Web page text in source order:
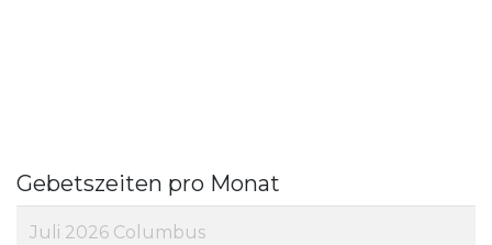
Gebetszeiten pro Monat
Juli 2026 Columbus